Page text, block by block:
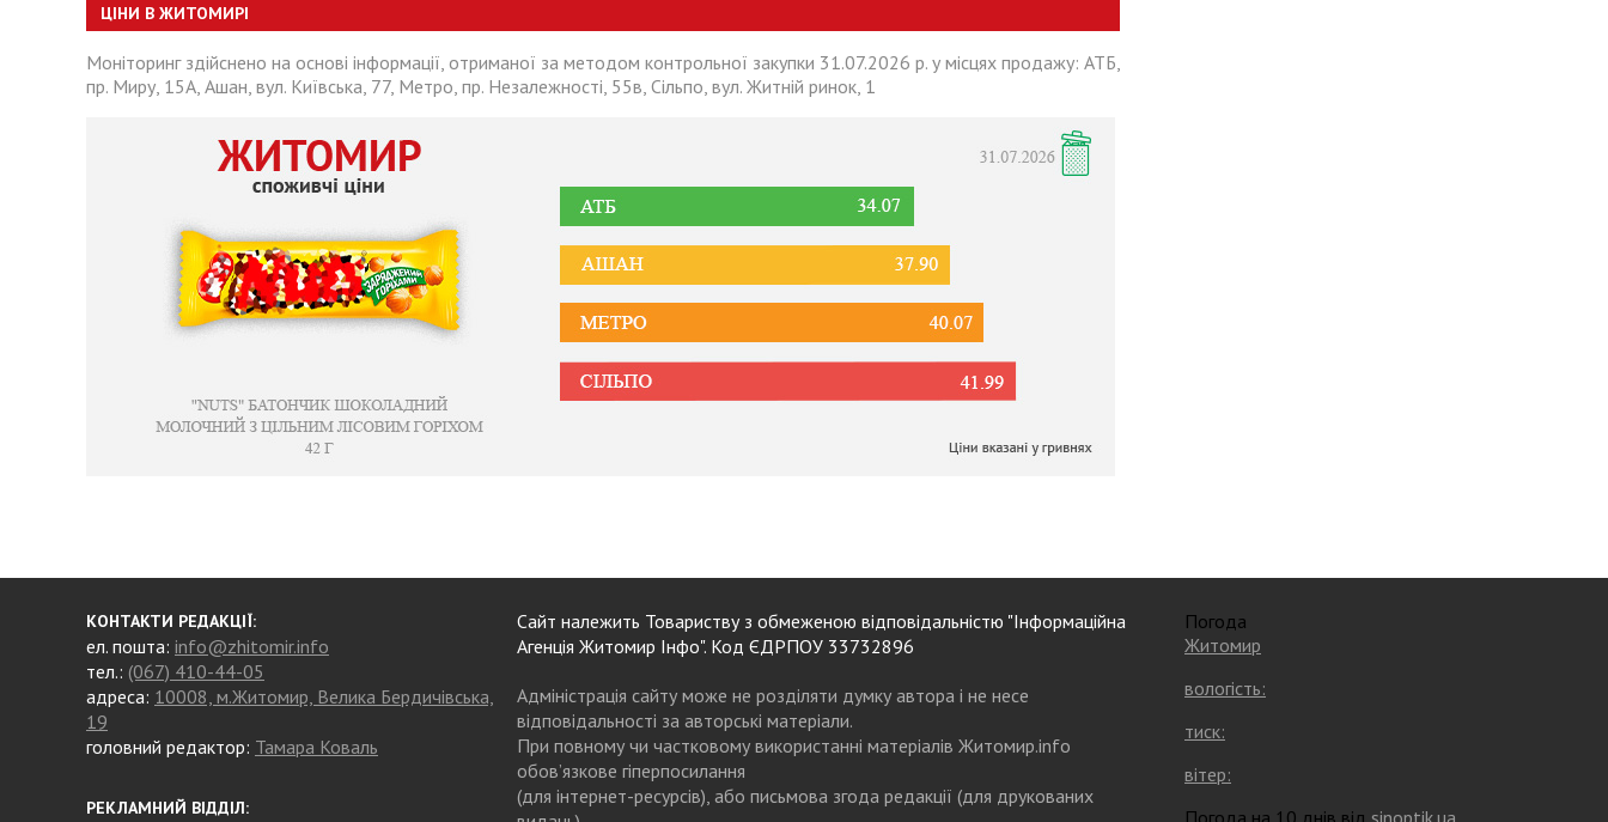
ЦІНИ В ЖИТОМИРІ
Моніторинг здійснено на основі інформації, отриманої за методом контрольної закупки 31.07.2026 р. у місцях продажу: АТБ,
пр. Миру, 15А, Ашан, вул. Київська, 77, Метро, пр. Незалежності, 55в, Сільпо, вул. Житній ринок, 1
КОНТАКТИ РЕДАКЦІЇ:
ел. пошта: info@zhitomir.info
тел.: (067) 410-44-05
адреса: 10008, м.Житомир, Велика Бердичівська,
19
головний редактор: Тамара Коваль
РЕКЛАМНИЙ ВІДДІЛ:
Сайт належить Товариству з обмеженою відповідальністю "Інформаційна
Агенція Житомир Інфо". Код ЄДРПОУ 33732896
Адміністрація сайту може не розділяти думку автора і не несе
відповідальності за авторські матеріали.
При повному чи частковому використанні матеріалів Житомир.info
обов’язкове гіперпосилання
(для інтернет-ресурсів), або письмова згода редакції (для друкованих
Погода
Житомир
вологість:
тиск:
вітер:
Погода на 10 днів від sinoptik.ua